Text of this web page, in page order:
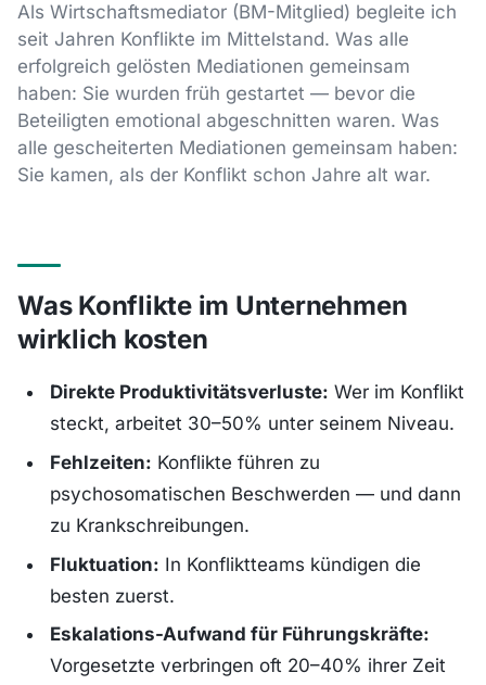
Als Wirtschaftsmediator (BM-Mitglied) begleite ich
seit Jahren Konflikte im Mittelstand. Was alle
erfolgreich gelösten Mediationen gemeinsam
haben: Sie wurden früh gestartet — bevor die
Beteiligten emotional abgeschnitten waren. Was
alle gescheiterten Mediationen gemeinsam haben:
Sie kamen, als der Konflikt schon Jahre alt war.
Was Konflikte im Unternehmen
wirklich kosten
Direkte Produktivitätsverluste: Wer im Konflikt
steckt, arbeitet 30–50% unter seinem Niveau.
Fehlzeiten: Konflikte führen zu
psychosomatischen Beschwerden — und dann
zu Krankschreibungen.
Fluktuation: In Konfliktteams kündigen die
besten zuerst.
Eskalations-Aufwand für Führungskräfte:
Vorgesetzte verbringen oft 20–40% ihrer Zeit